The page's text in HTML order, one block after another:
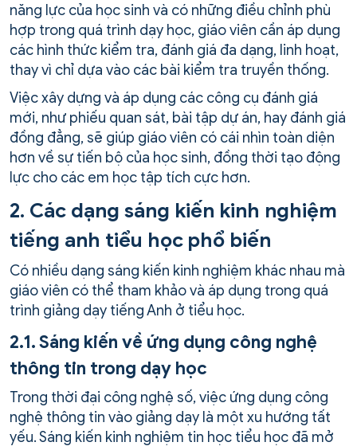
năng lực của học sinh và có những điều chỉnh phù
hợp trong quá trình dạy học, giáo viên cần áp dụng
các hình thức kiểm tra, đánh giá đa dạng, linh hoạt,
thay vì chỉ dựa vào các bài kiểm tra truyền thống.
Việc xây dựng và áp dụng các công cụ đánh giá
mới, như phiếu quan sát, bài tập dự án, hay đánh giá
đồng đẳng, sẽ giúp giáo viên có cái nhìn toàn diện
hơn về sự tiến bộ của học sinh, đồng thời tạo động
lực cho các em học tập tích cực hơn.
2. Các dạng sáng kiến kinh nghiệm
tiếng anh tiểu học phổ biến
Có nhiều dạng sáng kiến kinh nghiệm khác nhau mà
giáo viên có thể tham khảo và áp dụng trong quá
trình giảng dạy tiếng Anh ở tiểu học.
2.1. Sáng kiến về ứng dụng công nghệ
thông tin trong dạy học
Trong thời đại công nghệ số, việc ứng dụng công
nghệ thông tin vào giảng dạy là một xu hướng tất
yếu. Sáng kiến kinh nghiệm tin học tiểu học đã mở